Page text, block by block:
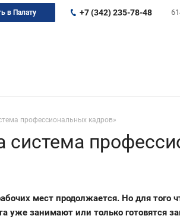
+7 (342) 235-78-48
в Палату
профессиональных кадров»
мест продолжается. Но для того
занимают или только готовятся